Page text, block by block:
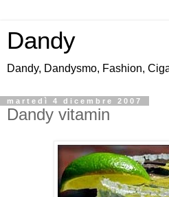
Dandy
Dandy, Dandysmo, Fashion,
martedì 4 dicembre 2007
Dandy vitamin